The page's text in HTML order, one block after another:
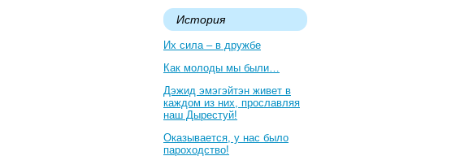
История
Их сила – в дружбе
Как молоды мы были…
Дэжид эмэгэйтэн живет в
каждом из них, прославляя
наш Дырестуй!
Оказывается, у нас было
пароходство!